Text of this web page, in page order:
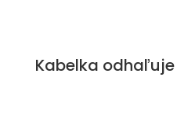
Kabelka